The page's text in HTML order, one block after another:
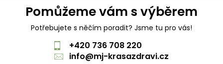
Pomůžeme vám s výběrem
Potřebujete s něčím poradit? Jsme tu pro vás!
+420 736 708 220
info@mj-krasazdravi.cz